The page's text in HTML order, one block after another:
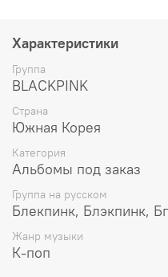
- открытка
- постер (опция)
Список песен:
SOLO (Inst.)
Характеристики
Группа
BLACKPINK
Страна
Южная Корея
Категория
Альбомы под заказ
Группа на русском
Блекпинк, Блэкпинк,
Жанр музыки
К-поп